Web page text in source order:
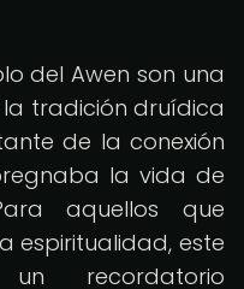
del Awen son una
tradición druídica
de la conexión
la vida de
aquellos que
espiritualidad, este
recordatorio